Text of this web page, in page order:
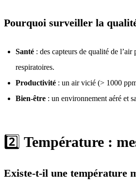
Pourquoi surveiller la
Santé : des capteurs de qualité de
respiratoires.
Productivité : un air vicié (> 1000
Bien-être : un environnement aéré et
2️⃣ Température :
Existe-t-il une température